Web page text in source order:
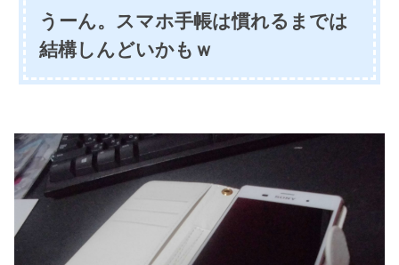
うーん。スマホ手帳は慣れるまでは
結構しんどいかもｗ